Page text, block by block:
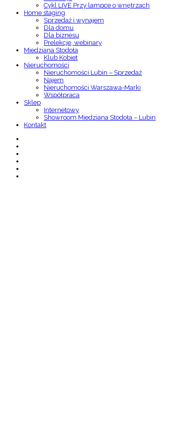
Cykl LIVE Przy lampce o wnętrzach
Home staging
Sprzedaż i wynajem
Dla domu
Dla biznesu
Prelekcje, webinary
Miedziana Stodoła
Klub Kobiet
Nieruchomości
Nieruchomości Lubin – Sprzedaż
Najem
Nieruchomości Warszawa-Marki
Współpraca
Sklep
Internetowy
Showroom Miedziana Stodoła – Lubin
Kontakt